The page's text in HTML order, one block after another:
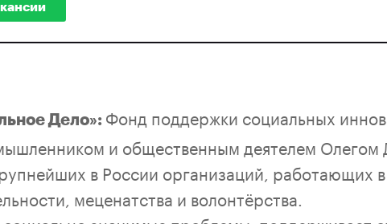
Дело»: Фонд поддержки социальных
и общественным деятелем Олегом
в России организаций, работающих
меценатства и волонтёрства.